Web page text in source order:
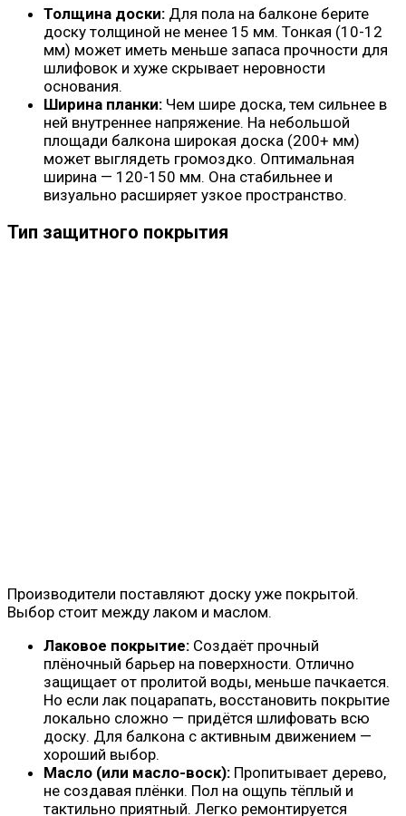
Толщина доски: Для пола на балконе берите
доску толщиной не менее 15 мм. Тонкая (10-12
мм) может иметь меньше запаса прочности для
шлифовок и хуже скрывает неровности
основания.
Ширина планки: Чем шире доска, тем сильнее в
ней внутреннее напряжение. На небольшой
площади балкона широкая доска (200+ мм)
может выглядеть громоздко. Оптимальная
ширина — 120-150 мм. Она стабильнее и
визуально расширяет узкое пространство.
Тип защитного покрытия
Производители поставляют доску уже покрытой.
Выбор стоит между лаком и маслом.
Лаковое покрытие: Создаёт прочный
плёночный барьер на поверхности. Отлично
защищает от пролитой воды, меньше пачкается.
Но если лак поцарапать, восстановить покрытие
локально сложно — придётся шлифовать всю
доску. Для балкона с активным движением —
хороший выбор.
Масло (или масло-воск): Пропитывает дерево,
не создавая плёнки. Пол на ощупь тёплый и
тактильно приятный. Легко ремонтируется